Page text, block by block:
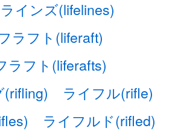
インズ(lifelines)
ラフト(liferaft)
ラフト(liferafts)
ライフル(rifle)
ライフルド(rifled)